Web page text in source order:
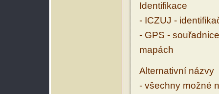
Identifikace
- ICZUJ -
- GPS -
mapách
Alternativní názvy
- všechny možné